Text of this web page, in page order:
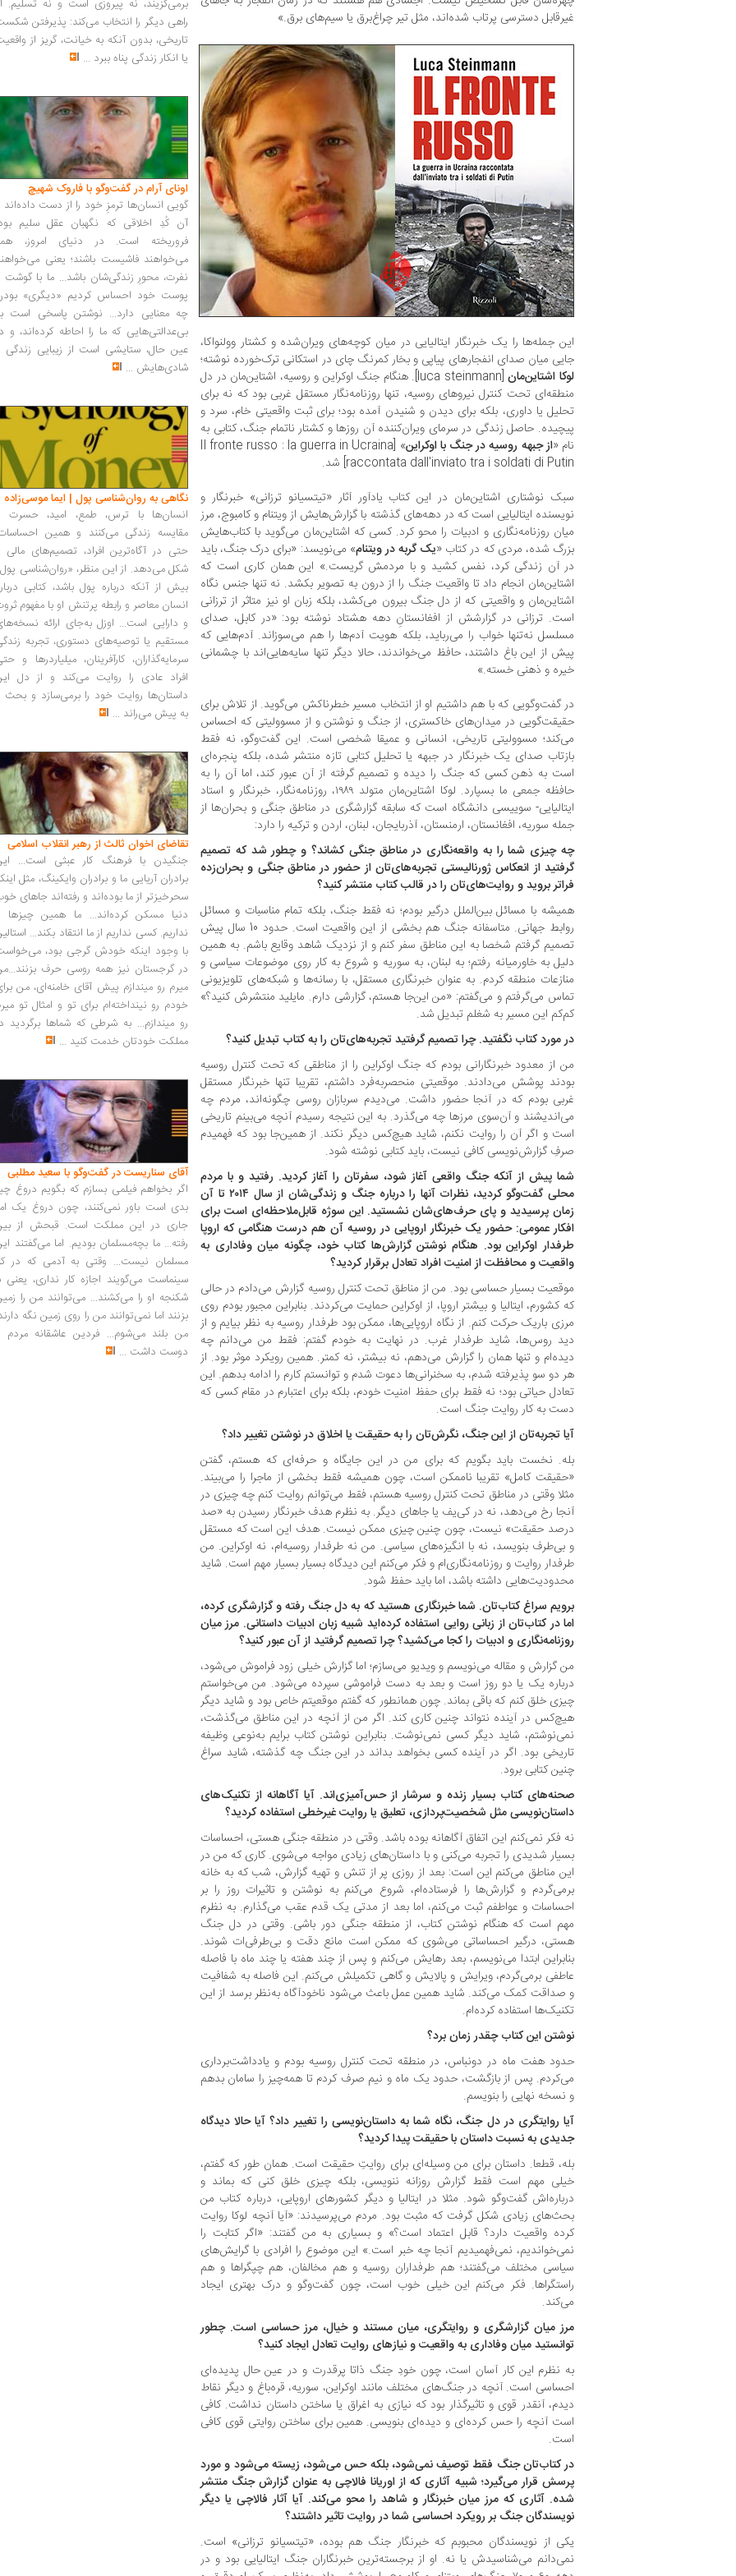
غیرقابل دسترسی پرتاب شده‌اند، مثل تیر چراغ‌برق یا سیم‌های برق.»
این جمله‌ها را یک خبرنگار ایتالیایی در میان کوچه‌های ویران‌شده‌ و کشتار وولنواکا،
جایی میان صدای انفجارهای پیاپی و بخار کمرنگ چای در استکانی ترک‌خورده نوشته؛
لوکا اشتاین‌مان
[luca steinmann]. هنگام جنگ اوکراین و روسیه، اشتاین‌مان در دل
منطقه‌ای تحت کنترل نیروهای روسیه، تنها روزنامه‌نگار مستقل غربی بود که نه برای
تحلیل یا داوری، بلکه برای دیدن و شنیدن آمده بود؛ برای ثبت واقعیتی خام، سرد و
پیچیده. حاصل زندگی در سرمای ویران‌کننده آن روزها و کشتار ناتمام جنگ، کتابی به
نام «از جبهه روسیه در جنگ با اوکراین » [Il fronte russo : la guerra in Ucraina
raccontata dall'inviato tra i soldati di Putin] شد.
سبک نوشتاری اشتاین‌مان در این کتاب یادآور آثار «تیتسیانو ترزانی» خبرنگار و
نویسنده ایتالیایی است که در دهه‌های گذشته با گزارش‌هایش از ویتنام و کامبوج، مرز
میان روزنامه‌نگاری و ادبیات را محو کرد. کسی که اشتاین‌مان می‌گوید با کتاب‌هایش
بزرگ شده، مردی که در کتاب «یک گربه در ویتنام» می‌نویسد: «برای درک جنگ، باید
در آن زندگی کرد، نفس کشید و با مردمش گریست.» این همان کاری است که
اشتاین‌مان انجام داد تا واقعیت جنگ را از درون به تصویر بکشد. نه تنها جنس نگاه
اشتاین‌مان و واقعیتی که از دل جنگ بیرون می‌کشد، بلکه زبان او نیز متاثر از ترزانی
است. ترزانی در گزارشش از افغانستانِ دهه‌ هشتاد نوشته بود: «در کابل، صدای
مسلسل نه‌تنها خواب را می‌رباید، بلکه هویت آدم‌ها را هم می‌سوزاند. آدم‌هایی که
پیش از این باغ داشتند، حافظ می‌خواندند، حالا دیگر تنها سایه‌هایی‌اند با چشمانی
خیره و ذهنی خسته.»
در گفت‌وگویی که با هم داشتیم او از انتخاب مسیر خطرناکش می‌گوید. از تلاش برای
حقیقت‌گویی در میدان‌های خاکستری، از جنگ و نوشتن و از مسوولیتی که احساس
می‌کند؛ مسوولیتی تاریخی، انسانی و عمیقا شخصی است. این گفت‌وگو، نه فقط
بازتاب صدای یک خبرنگار در جبهه یا تحلیل کتابی تازه منتشر شده، بلکه پنجره‌ای
است به ذهن کسی که جنگ را دیده و تصمیم گرفته از آن عبور کند، اما آن را به
حافظه‌ جمعی ما بسپارد. لوکا اشتاین‌مان متولد ۱۹۸۹، روزنامه‌نگار، خبرنگار و استاد
ایتالیایی- سوییسی دانشگاه است که سابقه گزارشگری در مناطق جنگی و بحران‌ها از
جمله سوریه، افغانستان، ارمنستان، آذربایجان، لبنان، اردن و ترکیه را دارد:
چه چیزی شما را به واقعه‌نگاری در مناطق جنگی کشاند؟ و چطور شد که تصمیم
گرفتید از انعکاس ژورنالیستی تجربه‌های‌تان از حضور در مناطق جنگی و بحران‌زده
فراتر بروید و روایت‌های‌تان را در قالب کتاب منتشر کنید؟
همیشه با مسائل بین‌الملل درگیر بودم؛ نه فقط جنگ، بلکه تمام مناسبات و مسائل
روابط جهانی. متاسفانه جنگ هم بخشی از این واقعیت است. حدود 10 سال پیش
تصمیم گرفتم شخصا به این مناطق سفر کنم و از نزدیک شاهد وقایع باشم. به همین
دلیل به خاورمیانه رفتم؛ به لبنان، به سوریه و شروع به کار روی موضوعات سیاسی و
منازعات منطقه کردم. به عنوان خبرنگاری مستقل، با رسانه‌ها و شبکه‌های تلویزیونی
تماس می‌گرفتم و می‌گفتم: «من این‌جا هستم، گزارشی دارم. مایلید منتشرش کنید؟»
کم‌کم این مسیر به شغلم تبدیل شد.
در مورد کتاب نگفتید. چرا تصمیم گرفتید تجربه‌های‌تان را به کتاب تبدیل کنید؟
من از معدود خبرنگارانی بودم که جنگ اوکراین را از مناطقی که تحت کنترل روسیه
بودند پوشش می‌دادند. موقعیتی منحصربه‌فرد داشتم، تقریبا تنها خبرنگار مستقل
غربی بودم که در آنجا حضور داشت. می‌دیدم سربازان روسی چگونه‌اند، مردم چه
می‌اندیشند و آن‌سوی مرزها چه می‌گذرد. به این نتیجه رسیدم آنچه می‌بینم تاریخی
است و اگر آن را روایت نکنم، شاید هیچ‌کس دیگر نکند. از همین‌جا بود که فهمیدم
صرفِ گزارش‌نویسی کافی نیست، باید کتابی نوشته شود.
شما پیش از آنکه جنگ واقعی آغاز شود، سفرتان را آغاز کردید. رفتید و با مردم
محلی گفت‌وگو کردید، نظرات آنها را درباره جنگ و زندگی‌شان از سال ۲۰۱۴ تا آن
زمان پرسیدید و پای حرف‌ها‌ی‌شان نشستید. این سوژه قابل‌ملاحظه‌ای است برای
افکار عمومی: حضور یک خبرنگار اروپایی در روسیه آن هم درست هنگامی که اروپا
طرفدار اوکراین بود. هنگام نوشتن گزارش‌ها کتاب خود، چگونه میان وفاداری به
واقعیت و محافظت از امنیت افراد تعادل برقرار کردید؟
موقعیت بسیار حساسی بود. من از مناطق تحت کنترل روسیه گزارش می‌دادم در حالی
‌که کشورم، ایتالیا و بیشتر اروپا، از اوکراین حمایت می‌کردند. بنابراین مجبور بودم روی
مرزی باریک حرکت کنم. از نگاه اروپایی‌ها، ممکن بود طرفدار روسیه به نظر بیایم و از
دید روس‌ها، شاید طرفدار غرب. در نهایت به خودم گفتم: فقط من می‌دانم چه
دیده‌ام و تنها همان را گزارش می‌دهم، نه بیشتر، نه کمتر. همین رویکرد موثر بود. از
هر دو سو پذیرفته شدم، به سخنرانی‌ها دعوت شدم و توانستم کارم را ادامه بدهم. این
تعادل حیاتی بود؛ نه فقط برای حفظ امنیت خودم، بلکه برای اعتبارم در مقام کسی که
دست به کار روایت جنگ است.
آیا تجربه‌تان از این جنگ، نگرش‌تان را به حقیقت یا اخلاق در نوشتن تغییر داد؟
بله. نخست باید بگویم که برای من در این جایگاه و حرفه‌ای که هستم، گفتن
«حقیقت کامل» تقریبا ناممکن است، چون همیشه فقط بخشی از ماجرا را می‌بیند.
مثلا وقتی در مناطق تحت کنترل روسیه هستم، فقط می‌توانم روایت کنم چه چیزی در
آنجا رخ می‌دهد، نه در کی‌یف یا جاهای دیگر. به نظرم هدف خبرنگار رسیدن به «صد
درصد حقیقت» نیست، چون چنین چیزی ممکن نیست. هدف این است که مستقل
و بی‌طرف بنویسد، نه با انگیزه‌های سیاسی. من نه طرفدار روسیه‌ام، نه اوکراین. من
طرفدار روایت و روزنامه‌نگاری‌ام و فکر می‌کنم این دیدگاه بسیار بسیار مهم است. شاید
محدودیت‌هایی داشته باشد، اما باید حفظ شود.
برویم سراغ کتاب‌تان. شما خبرنگاری هستید که به دل جنگ رفته و گزارشگری کرده،
اما در کتاب‌تان از زبانی روایی استفاده کرده‌اید شبیه زبان ادبیات داستانی. مرز میان
روزنامه‌نگاری و ادبیات را کجا می‌کشید؟ چرا تصمیم گرفتید از آن عبور کنید؟
من گزارش و مقاله می‌نویسم و ویدیو می‌سازم؛ اما گزارش خیلی زود فراموش می‌شود،
درباره‌ یک یا دو روز است و بعد به دست فراموشی سپرده می‌شود. من می‌خواستم
چیزی خلق کنم که باقی بماند. چون همانطور که گفتم موقعیتم خاص بود و شاید دیگر
هیچ‌کس در آینده نتواند چنین کاری کند. اگر من از آنچه در این مناطق می‌گذشت،
نمی‌نوشتم، شاید دیگر کسی نمی‌نوشت. بنابراین نوشتن کتاب برایم به‌نوعی وظیفه
تاریخی بود. اگر در آینده کسی بخواهد بداند در این جنگ چه گذشته، شاید سراغ
چنین کتابی برود.
صحنه‌های کتاب بسیار زنده و سرشار از حس‌آمیزی‌اند. آیا آگاهانه از تکنیک‌های
داستان‌نویسی مثل شخصیت‌پردازی، تعلیق یا روایت غیرخطی استفاده کردید؟
نه فکر نمی‌کنم این اتفاق آگاهانه بوده باشد. وقتی در منطقه جنگی هستی، احساسات
بسیار شدیدی را تجربه می‌کنی و با داستان‌های زیادی مواجه می‌شوی. کاری که من در
این مناطق می‌کنم این است: بعد از روزی پر از تنش و تهیه گزارش، شب که به خانه
برمی‌گردم و گزارش‌ها را فرستاده‌ام، شروع می‌کنم به نوشتن و تاثیرات روز را بر
احساسات و عواطفم ثبت می‌کنم، اما بعد از مدتی یک قدم عقب می‌گذارم. به نظرم
مهم است که هنگام نوشتن کتاب، از منطقه جنگی دور باشی. وقتی در دل جنگ
هستی، درگیر احساساتی می‌شوی که ممکن است مانع دقت و بی‌طرفی‌ات شوند.
بنابراین ابتدا می‌نویسم، بعد رهایش می‌کنم و پس از چند هفته یا چند ماه با فاصله‌
عاطفی برمی‌گردم، ویرایش و پالایش و گاهی تکمیلش می‌کنم. این فاصله به شفافیت
و صداقت کمک می‌کند. شاید همین عمل باعث می‌شود ناخودآگاه به‌نظر برسد از این
تکنیک‌ها استفاده کرده‌ام.
نوشتن این کتاب چقدر زمان برد؟
حدود هفت ماه در دونباس، در منطقه تحت کنترل روسیه بودم و یادداشت‌برداری
می‌کردم. پس از بازگشت، حدود یک ماه و نیم صرف کردم تا همه‌چیز را سامان بدهم
و نسخه نهایی را بنویسم.
آیا روایتگری در دل جنگ، نگاه شما به داستان‌نویسی را تغییر داد؟ آیا حالا دیدگاه
جدیدی به نسبت داستان با حقیقت پیدا کردید؟
بله، قطعا. داستان برای من وسیله‌ای برای روایتِ حقیقت است. همان طور که گفتم،
خیلی مهم است فقط گزارش روزانه ننویسی، بلکه چیزی خلق کنی که بماند و
درباره‌اش گفت‌وگو شود. مثلا در ایتالیا و دیگر کشورهای اروپایی، درباره‌ کتاب من
بحث‌های زیادی شکل گرفت که مثبت بود. مردم می‌پرسیدند: «آیا آنچه لوکا روایت
کرده واقعیت دارد؟ قابل اعتماد است؟» و بسیاری به من گفتند: «اگر کتابت را
نمی‌خواندیم، نمی‌فهمیدیم آنجا چه خبر است.» این موضوع را افرادی با گرایش‌های
سیاسی مختلف می‌گفتند؛ هم طرفداران روسیه و هم مخالفان، هم چپگراها و هم
راستگراها. فکر می‌کنم این خیلی خوب است، چون گفت‌وگو و درک بهتری ایجاد
می‌کند.
مرز میان گزارشگری و روایتگری، میان مستند و خیال، مرز حساسی است. چطور
توانستید میان وفاداری به واقعیت و نیازهای روایت تعادل ایجاد کنید؟
به نظرم این کار آسان است، چون خودِ جنگ ذاتا پرقدرت و در عین حال پدیده‌ای
احساسی است. آنچه در جنگ‌های مختلف مانند اوکراین، سوریه، قره‌باغ و دیگر نقاط
دیدم، آنقدر قوی و تاثیرگذار بود که نیازی به اغراق یا ساختن داستان نداشت. کافی
است آنچه را حس کرده‌ای و دیده‌ای بنویسی. همین برای ساختن روایتی قوی کافی
است.
در کتاب‌تان جنگ فقط توصیف نمی‌شود، بلکه حس می‌شود، زیسته می‌شود و مورد
پرسش قرار می‌گیرد؛ شبیه آثاری که از اوریانا فالاچی به عنوان گزارش جنگ منتشر
شده. آثاری که مرز میان خبرنگار و شاهد را محو می‌کند. آیا آثار فالاچی یا دیگر
نویسندگان جنگ بر رویکرد احساسی شما در روایت تاثیر داشتند؟
یکی از نویسندگان محبوبم که خبرنگار جنگ هم بوده، «تیتسیانو ترزانی» است.
نمی‌دانم می‌شناسیدش یا نه. او از برجسته‌ترین خبرنگاران جنگ ایتالیایی بود و در
برمی‌گزیند، نه پیروزی است و نه تسلیم.
راهی دیگر را انتخاب می‌کند: پذیرفتن
تاریخی، بدون آنکه به خیانت، گریز از
یا انکار زندگی پناه ببرد ...
اونای آرام در گفت‌وگو با فاروک شهیچ‭
گویی انسان‌ها ترمزِ خود را از دست داده‌اند
آن کُدِ اخلاقی که نگهبان عقل سلیم
فروریخته است. در دنیای امروز،
می‌خواهند فاشیست باشند؛ یعنی
نفرت، محورِ زندگی‌شان باشد... ما با گوشت
پوست خود احساس کردیم «دیگری»
چه معنایی دارد... نوشتن پاسخی است
بی‌عدالتی‌هایی که ما را احاطه کرده‌اند، و
عین حال، ستایشی است از زیبایی زندگی
شادی‌هایش ...
نگاهی به روان‌شناسی پول | ایما موسی‌زاده
انسان‌ها با ترس، طمع، امید، حسرت
مقایسه زندگی می‌کنند و همین
حتی در آگاه‌ترین افراد، تصمیم‌های مالی
شکل می‌دهد. از این منظر، «روان‌شناسی
بیش از آنکه درباره پول باشد، کتابی
انسان معاصر و رابطه پرتنش او با مفهوم
و دارایی است... اوزل به‌جای ارائه
مستقیم یا توصیه‌های دستوری، تجربه
سرمایه‌گذاران، کارآفرینان، میلیاردرها و
افراد عادی را روایت می‌کند و از دل
داستان‌ها روایت خود را برمی‌سازد و بحث
به پیش می‌راند ...
تقاضای اخوان ثالث از رهبر انقلاب اسلامی
جنگیدن با فرهنگ کار عبثی است...
برادران آریایی ما و برادران وایکینگ، مثل
سحرخیزتر از ما بوده‌اند و رفته‌اند جاهای
دنیا مسکن کرده‌اند... ما همین چیزها
نداریم. کسی نداریم از ما انتقاد بکند...
با وجود اینکه خودش گرجی بود،
در گرجستان نیز همه روسی حرف
میرم رو میندازم پیش آقای خامنه‌ای، من
خودم رو نینداخته‌ام برای تو و امثال تو
رو میندازم... به شرطی که شماها برگردید
مملکت خودتان خدمت کنید ...
آقای سناریست در گفت‌وگو با سعید مطلبی
اگر بخواهم فیلمی بسازم که بگویم دروغ
بدی است باور نمی‌کنند، چون دروغ یک
جاری در این مملکت است. قبحش از
رفته... ما بچه‌مسلمان بودیم. اما می‌گفتند
مسلمان نیست... وقتی به آدمی که در
سینماست می‌گویند اجازه کار نداری، یعنی
شکنجه او را می‌کشند... می‌توانند من را
بزنند اما نمی‌توانند من را روی زمین نگه
من بلند می‌شوم... فردین عاشقانه مردم
دوست داشت ...